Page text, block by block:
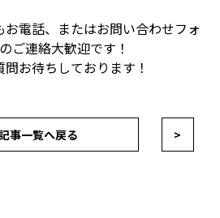
お電話、またはお問い合わせフォ
ご連絡大歓迎です！
お待ちしております！
事一覧へ戻る >